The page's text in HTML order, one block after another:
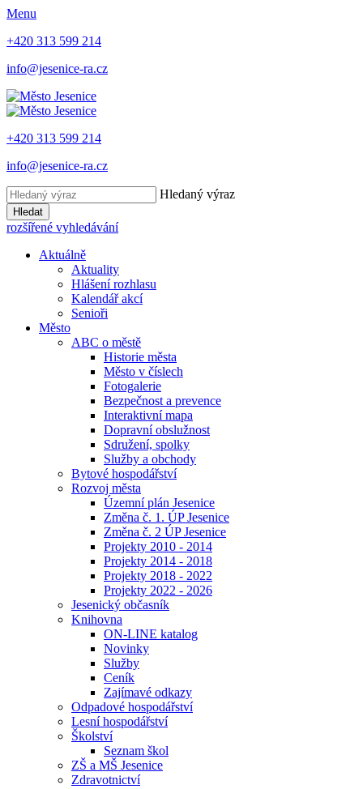
Menu
+420 313 599 214
info@jesenice-ra.cz
+420 313 599 214
info@jesenice-ra.cz
Hledaný výraz
Hledat
rozšířené vyhledávání
Aktuálně
Aktuality
Hlášení rozhlasu
Kalendář akcí
Senioři
Město
ABC o městě
Historie města
Město v číslech
Fotogalerie
Bezpečnost a prevence
Interaktivní mapa
Dopravní obslužnost
Sdružení, spolky
Služby a obchody
Bytové hospodářství
Rozvoj města
Územní plán Jesenice
Změna č. 1. ÚP Jesenice
Změna č. 2 ÚP Jesenice
Projekty 2010 - 2014
Projekty 2014 - 2018
Projekty 2018 - 2022
Projekty 2022 - 2026
Jesenický občasník
Knihovna
ON-LINE katalog
Novinky
Služby
Ceník
Zajímavé odkazy
Odpadové hospodářství
Lesní hospodářství
Školství
Seznam škol
ZŠ a MŠ Jesenice
Zdravotnictví